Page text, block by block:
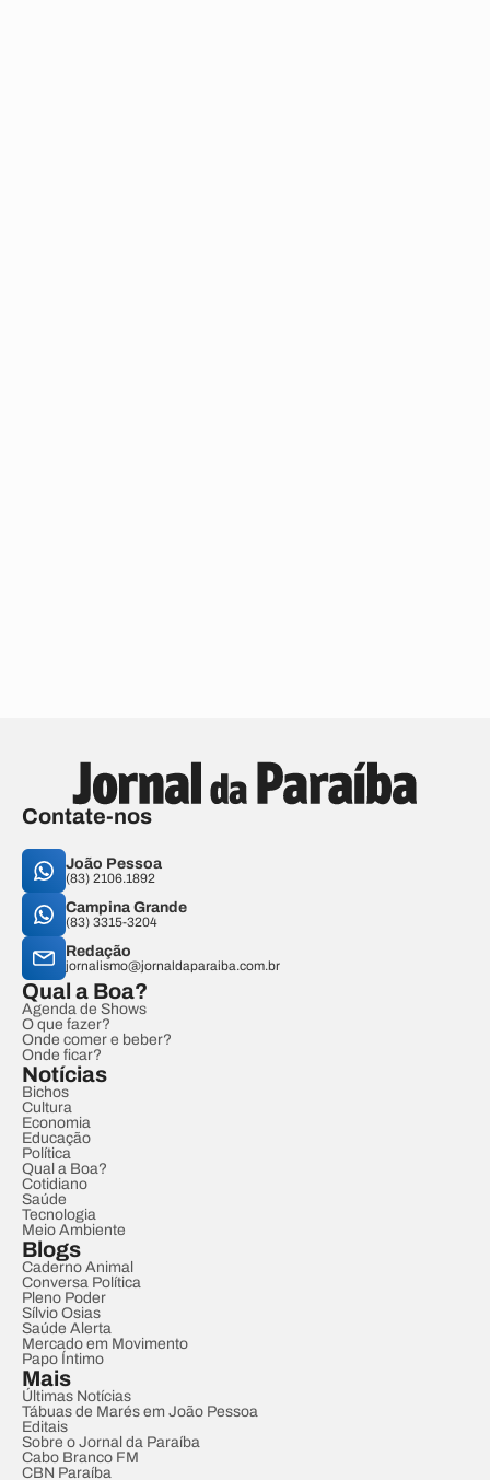
Contate-nos
João Pessoa
(83) 2106.1892
Campina Grande
(83) 3315-3204
Redação
jornalismo@jornaldaparaiba.com.br
Qual a Boa?
Agenda de Shows
O que fazer?
Onde comer e beber?
Onde ficar?
Notícias
Bichos
Cultura
Economia
Educação
Política
Qual a Boa?
Cotidiano
Saúde
Tecnologia
Meio Ambiente
Blogs
Caderno Animal
Conversa Política
Pleno Poder
Sílvio Osias
Saúde Alerta
Mercado em Movimento
Papo Íntimo
Mais
Últimas Notícias
Tábuas de Marés em João Pessoa
Editais
Sobre o Jornal da Paraíba
Cabo Branco FM
CBN Paraíba